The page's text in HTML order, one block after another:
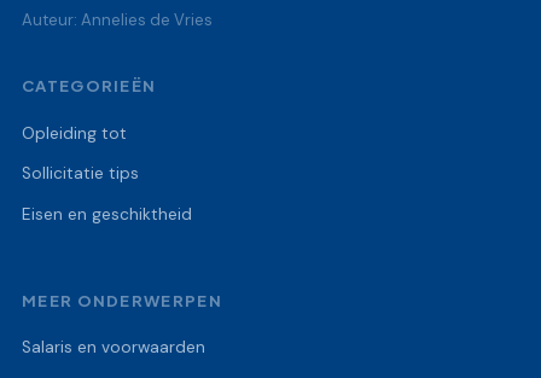
Auteur: Annelies de Vries
CATEGORIEËN
Opleiding tot
Sollicitatie tips
Eisen en geschiktheid
MEER ONDERWERPEN
Salaris en voorwaarden